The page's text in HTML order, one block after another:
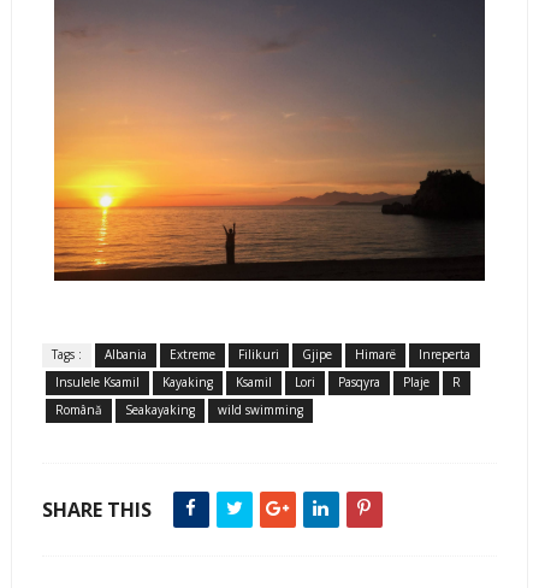
Tags : Albania Extreme Filikuri Gjipe Himarë
Inreperta
Insulele Ksamil
Kayaking Ksamil Lori Pasqyra Plaje
R
Română
Seakayaking wild swimming
SHARE THIS